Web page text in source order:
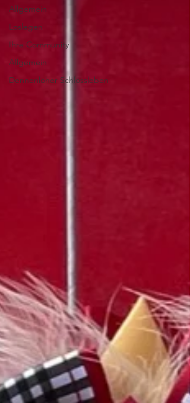
Allgemein
Loslegen
Ihre Community
Allgemein
Dennenloher Schlossleben